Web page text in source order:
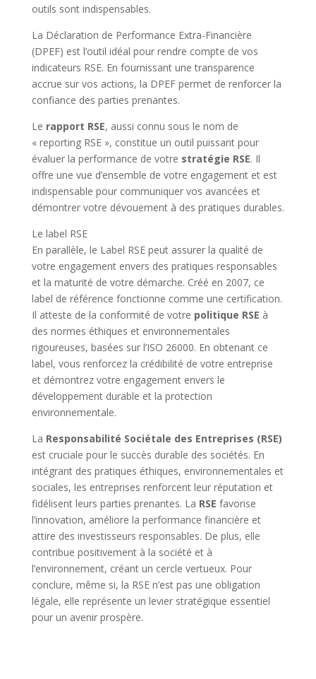
outils sont indispensables.
La Déclaration de Performance Extra-Financière
(DPEF) est l’outil idéal pour rendre compte de vos
indicateurs RSE. En fournissant une transparence
accrue sur vos actions, la DPEF permet de renforcer la
confiance des parties prenantes.
Le rapport RSE, aussi connu sous le nom de
« reporting RSE », constitue un outil puissant pour
évaluer la performance de votre stratégie RSE. Il
offre une vue d’ensemble de votre engagement et est
indispensable pour communiquer vos avancées et
démontrer votre dévouement à des pratiques durables.
Le label RSE
En parallèle, le Label RSE peut assurer la qualité de
votre engagement envers des pratiques responsables
et la maturité de votre démarche. Créé en 2007, ce
label de référence fonctionne comme une certification.
Il atteste de la conformité de votre politique RSE à
des normes éthiques et environnementales
rigoureuses, basées sur l’ISO 26000. En obtenant ce
label, vous renforcez la crédibilité de votre entreprise
et démontrez votre engagement envers le
développement durable et la protection
environnementale.
La Responsabilité Sociétale des Entreprises (RSE)
est cruciale pour le succès durable des sociétés. En
intégrant des pratiques éthiques, environnementales et
sociales, les entreprises renforcent leur réputation et
fidélisent leurs parties prenantes. La RSE favorise
l’innovation, améliore la performance financière et
attire des investisseurs responsables. De plus, elle
contribue positivement à la société et à
l’environnement, créant un cercle vertueux. Pour
conclure, même si, la RSE n’est pas une obligation
légale, elle représente un levier stratégique essentiel
pour un avenir prospère.